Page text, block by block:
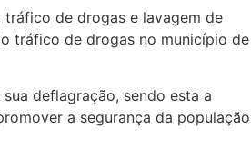
de drogas e lavagem de
tráfico de drogas no município de
deflagração, sendo esta a
a segurança da população